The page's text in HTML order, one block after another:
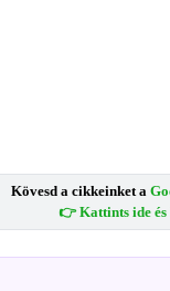
Kövesd a cikkeinket a
👉 Kattints ide és